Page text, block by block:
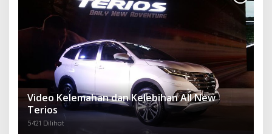
Video Kelemahan dan Kelebihan All New
Terios
5421 Dilihat